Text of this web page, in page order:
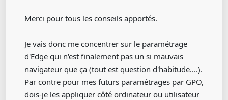
Merci pour tous les conseils apportés.
Je vais donc me concentrer sur le paramétrage
d'Edge qui n'est finalement pas un si mauvais
navigateur que ça (tout est question d'habitude....).
Par contre pour mes futurs paramétrages par GPO,
dois-je les appliquer côté ordinateur ou utilisateur